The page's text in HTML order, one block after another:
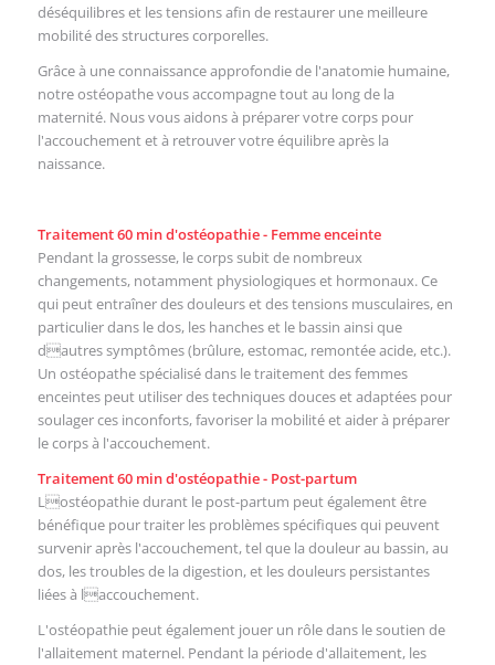
déséquilibres et les tensions afin de restaurer une meilleure
mobilité des structures corporelles.
Grâce à une connaissance approfondie de l'anatomie humaine,
notre ostéopathe vous accompagne tout au long de la
maternité. Nous vous aidons à préparer votre corps pour
l'accouchement et à retrouver votre équilibre après la
naissance.
Traitement 60 min d'ostéopathie - Femme enceinte
Pendant la grossesse, le corps subit de nombreux
changements, notamment physiologiques et hormonaux. Ce
qui peut entraîner des douleurs et des tensions musculaires, en
particulier dans le dos, les hanches et le bassin ainsi que
dautres symptômes (brûlure, estomac, remontée acide, etc.).
Un ostéopathe spécialisé dans le traitement des femmes
enceintes peut utiliser des techniques douces et adaptées pour
soulager ces inconforts, favoriser la mobilité et aider à préparer
le corps à l'accouchement.
Traitement 60 min d'ostéopathie - Post-partum
Lostéopathie durant le post-partum peut également être
bénéfique pour traiter les problèmes spécifiques qui peuvent
survenir après l'accouchement, tel que la douleur au bassin, au
dos, les troubles de la digestion, et les douleurs persistantes
liées à laccouchement.
L'ostéopathie peut également jouer un rôle dans le soutien de
l'allaitement maternel. Pendant la période d'allaitement, les